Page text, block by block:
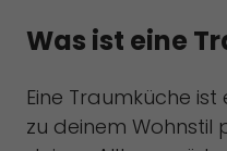
Was ist eine
Eine Traumküche
zu deinem Wohnstil